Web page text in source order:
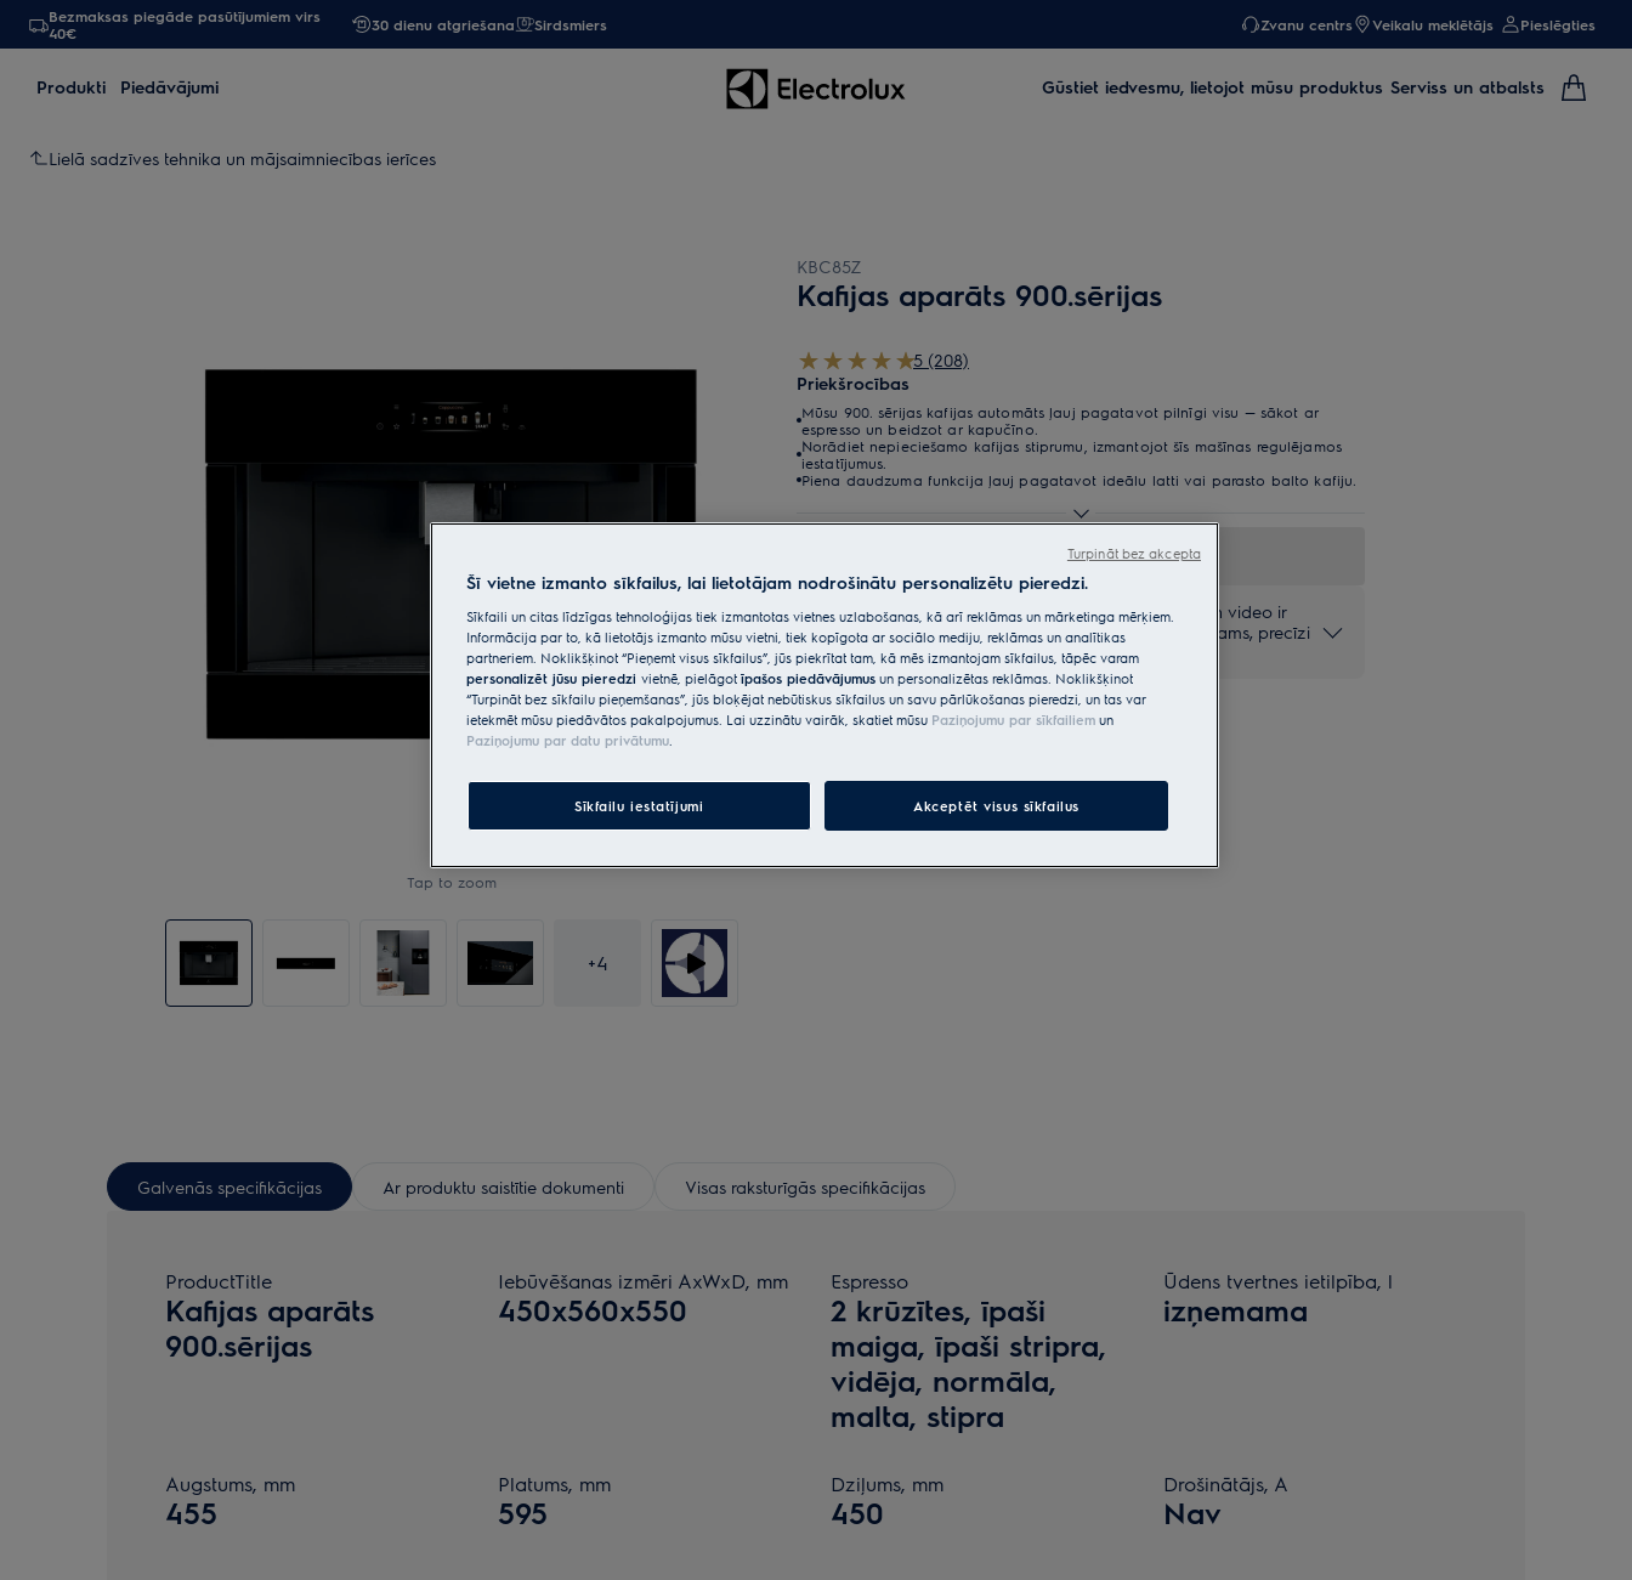
Bezmaksas piegāde pasūtījumiem virs
40€
30 dienu atgriešana Sirdsmiers Zvanu centrs Veikalu meklētājs Pieslēgties
Produkti Piedāvājumi Gūstiet iedvesmu, lietojot mūsu produktus Serviss un atbalsts
Lielā sadzīves tehnika un mājsaimniecības ierīces
Tap to zoom
+4
KBC85Z
Kafijas aparāts 900.sērijas
5 (208)
Priekšrocības
Mūsu 900. sērijas kafijas automāts ļauj pagatavot pilnīgi visu — sākot ar
espresso un beidzot ar kapučīno.
Norādiet nepieciešamo kafijas stiprumu, izmantojot šīs mašīnas regulējamos
iestatījumus.
Piena daudzuma funkcija ļauj pagatavot ideālu latti vai parasto balto kafiju.
*Produkta lapas galerijā redzamie fotoattēli un video ir
paredzēti tikai ilustratīviem nolūkiem un, iespējams, precīzi
neatspoguļo šo modeli.
Galvenās specifikācijas Ar produktu saistītie dokumenti Visas raksturīgās specifikācijas
ProductTitle
Kafijas aparāts
900.sērijas
Iebūvēšanas izmēri AxWxD, mm
450x560x550
Espresso
2 krūzītes, īpaši
maiga, īpaši stripra,
vidēja, normāla,
malta, stipra
Ūdens tvertnes ietilpība, l
izņemama
Augstums, mm
455
Platums, mm
595
Dziļums, mm
450
Drošinātājs, A
Nav
Šī vietne izmanto sīkfailus, lai lietotājam nodrošinātu personalizētu pieredzi.
Sīkfaili un citas līdzīgas tehnoloģijas tiek izmantotas vietnes uzlabošanas, kā arī reklāmas un mārketinga mērķiem.
Informācija par to, kā lietotājs izmanto mūsu vietni, tiek kopīgota ar sociālo mediju, reklāmas un analītikas
partneriem. Noklikšķinot “Pieņemt visus sīkfailus”, jūs piekrītat tam, kā mēs izmantojam sīkfailus, tāpēc varam
personalizēt jūsu pieredzi vietnē, pielāgot īpašos piedāvājumus un personalizētas reklāmas. Noklikšķinot
“Turpināt bez sīkfailu pieņemšanas”, jūs bloķējat nebūtiskus sīkfailus un savu pārlūkošanas pieredzi, un tas var
ietekmēt mūsu piedāvātos pakalpojumus. Lai uzzinātu vairāk, skatiet mūsu Paziņojumu par sīkfailiem un
Paziņojumu par datu privātumu
Sīkfailu iestatījumi Akceptēt visus sīkfailus
Turpināt bez akcepta